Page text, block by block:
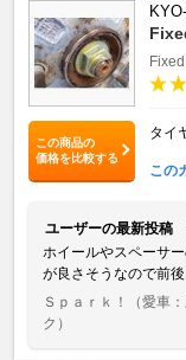
この商品の
価格を比較する
Fixed
タイ
この
ユーザーの最新投稿
ホイールやスペーサ
が良さそうなので前後
Ｓｐａｒｋ！
（愛車
ク）